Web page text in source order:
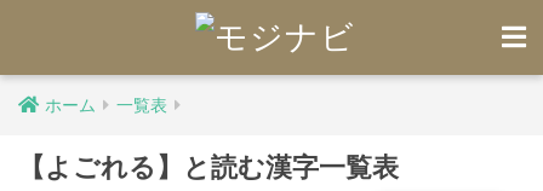
ホーム 一覧表
【よごれる】と読む漢字一覧表